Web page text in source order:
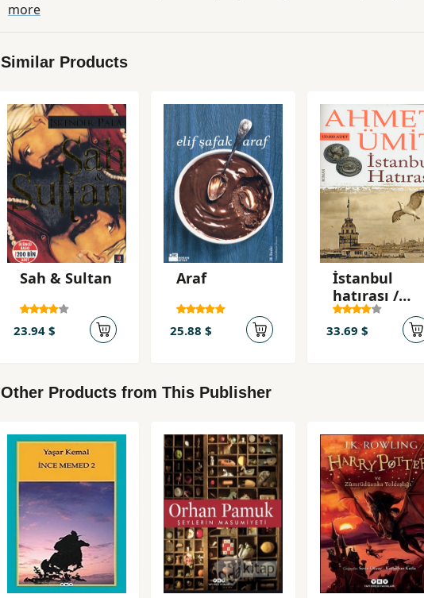
meraklandırıyor, hem düşündürüyor.
more
Similar Products
Sah & Sultan
23.94 $
Araf
25.88 $
İstanbul
hatırası /
Ahmet
33.69 $
Other Products from This Publisher